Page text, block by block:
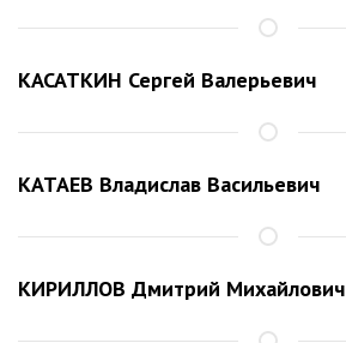
КАСАТКИН Сергей Валерьевич
КАТАЕВ Владислав Васильевич
КИРИЛЛОВ Дмитрий Михайлович